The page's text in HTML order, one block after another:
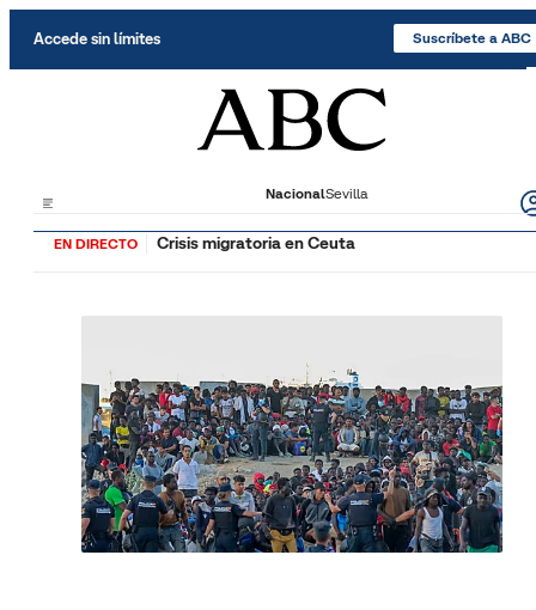
Accede sin límites Suscríbete a ABC
NacionalSevilla
EN DIRECTO Crisis migratoria en Ceuta